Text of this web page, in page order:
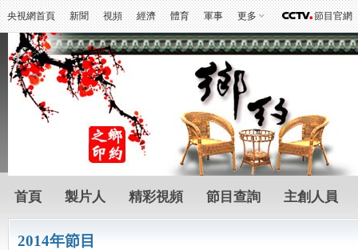
央視網首頁 新聞 視頻 經濟 體育 軍事 更多 節目官網
首頁 製片人 精彩視頻 節目查詢 主創人員
2014年節目